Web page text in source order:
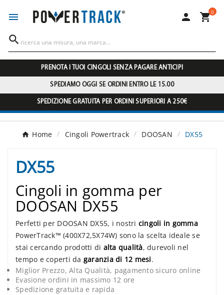
  0

PRENOTA I TUOI CINGOLI SENZA PAGARE ANTICIPI
SPEDIAMO OGGI SE ORDINI ENTRO LE 15.00
SPEDIZIONE GRATUITA PER ORDINI SUPERIORI A 250€
Home Cingoli Powertrack DOOSAN DX55
DX55
Cingoli in gomma per
DOOSAN DX55
Perfetti per DOOSAN DX55, i nostri cingoli in gomma
PowerTrack™ (400X72,5X74W) sono la scelta ideale se
stai cercando prodotti di alta qualità, durevoli nel
tempo e coperti da garanzia di 12 mesi.
Miglior Prezzo, Alta Qualità, pagamento sicuro online
Evasione ordini in massimo 12 ore
Spedizione gratuita e rapida